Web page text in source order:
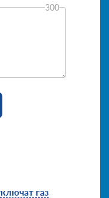
300
газ